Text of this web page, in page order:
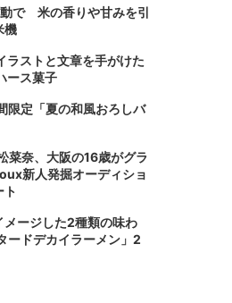
で 米の香りや甘みを引
機
ラストと文章を手がけた
ース菓子
定「夏の和風おろしバ
菜奈、大阪の16歳がグラ
新人発掘オーディショ
ト
メージした2種類の味わ
ドデカイラーメン」2